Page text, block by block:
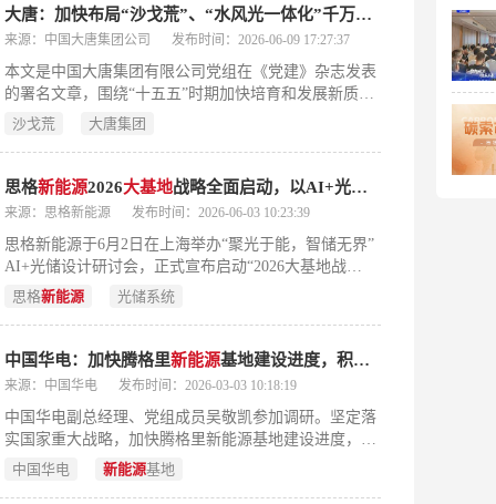
持沙漠、戈壁、荒漠地区大型风电光伏基地，推广“光
伏治沙”及农光、林光、牧光互补等生态复合利用模
源项目建设，推动发电收益服务乡村振兴。氢能方面，
支持风光制氢技术研发与示范，统筹布局加氢设施，推
广氢燃料电池重卡、矿卡及公交应用，并推动绿氢与化
容。（198字）
大唐：加快布局“沙戈荒”、“水风光一体化”千万千瓦 大基地
来源：中国大唐集团公司 发布时间：2026-06-09 17:27:37
本文是中国大唐集团有限公司党组在《党建》杂志发表
的署名文章，围绕“十五五”时期加快培育和发展新质生
产力、服务能源强国建设展开系统阐述。文章立足国家
征，强调能源安全与高质量发展的双重使命。在此基础
上，提出需统筹处理“先立后破”“发展与安全”“机遇与挑
新、布局谋新四方面部署重点任务：包括攻关“卡脖子”
技术、推动煤电优化与新能源协同发展、深化“四能”改
革、加快推进藏东南清洁能源基地、“陕电入皖”“蒙电入
新型能源体系建设和中国式现代化进程。（199字）
沙戈荒 大唐集团
思格新能源2026大基地战略全面启动，以AI+光储重构大型电站全生命周期价值！
来源：思格新能源 发布时间：2026-06-03 10:23:39
思格新能源于6月2日在上海举办“聚光于能，智储无界”
AI+光储设计研讨会，正式宣布启动“2026大基地战
略”，全面进军大型地面光伏与储能市场。该战略并非
及全球服务体系，支撑从户用、工商业向大型电站的高
质量延伸。公司同步发布SigenAgent能源智能体、
心产品，构建覆盖光、储、变、控与AI的全栈解决方
案。方案聚焦全生命周期投资最优、发电收益最大化与
智慧安全运维，强调组串式架构、全域构网能力及AI深
思格新能源 光储系统
中国华电：加快腾格里新能源基地建设进度，积极谋划储备优质
来源：中国华电 发布时间：2026-03-03 10:18:19
中国华电副总经理、党组成员吴敬凯参加调研。坚定落
实国家重大战略，加快腾格里新能源基地建设进度，积
极谋划储备优质大基地资源，推动项目纳入国家和内蒙
中国华电 新能源基地